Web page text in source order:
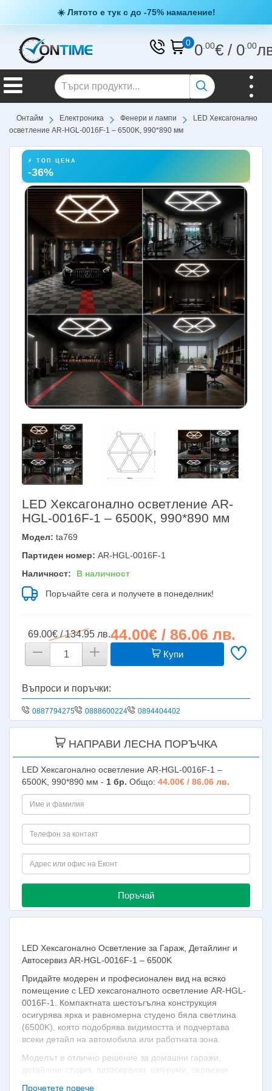
☀️ Лятото е тук с до -75% намаление!
0 0.00€/ 0.00
Онтайм Електроника Фенери и лампи
LED Хексагонално
осветление AR-HGL-0016F-1 – 6500K, 990*890 мм
⚡ ТОП ЦЕНА
-36%
LED Хексагонално осветление AR-
HGL-0016F-1 – 6500K, 990*890 мм
Модел: ta769
Партиден номер: AR-HGL-0016F-1
Наличност:
В наличност
Поръчайте сега и получете в понеделник!
69.00€ / 134.95 лв.44.00€ / 86.06 лв.
Купи
Въпроси и поръчки:
0887794275 0888600224 0894404402
НАПРАВИ ЛЕСНА ПОРЪЧКА
LED Хексагонално осветление AR-HGL-0016F-1 –
6500K, 990*890 мм - 1 бр. Общо: 44.00€ / 86.06 лв.
Поръчай
LED Хексагонално Осветление за Гараж, Детайлинг и
Автосервиз AR-HGL-0016F-1 – 6500K
Придайте модерен и професионален вид на всяко
помещение с LED хексагоналното осветление AR-HGL-
0016F-1. Компактната шестоъгълна конструкция
осигурява ярка и равномерна студено бяла светлина
(6500K), която подобрява видимостта и подчертава
всеки детайл на автомобила или работната зона.
Моделът е отлично решение за домашни гаражи,
детайлинг студиа, автосервизи, шоуруми, сервизни
Прочетете повече